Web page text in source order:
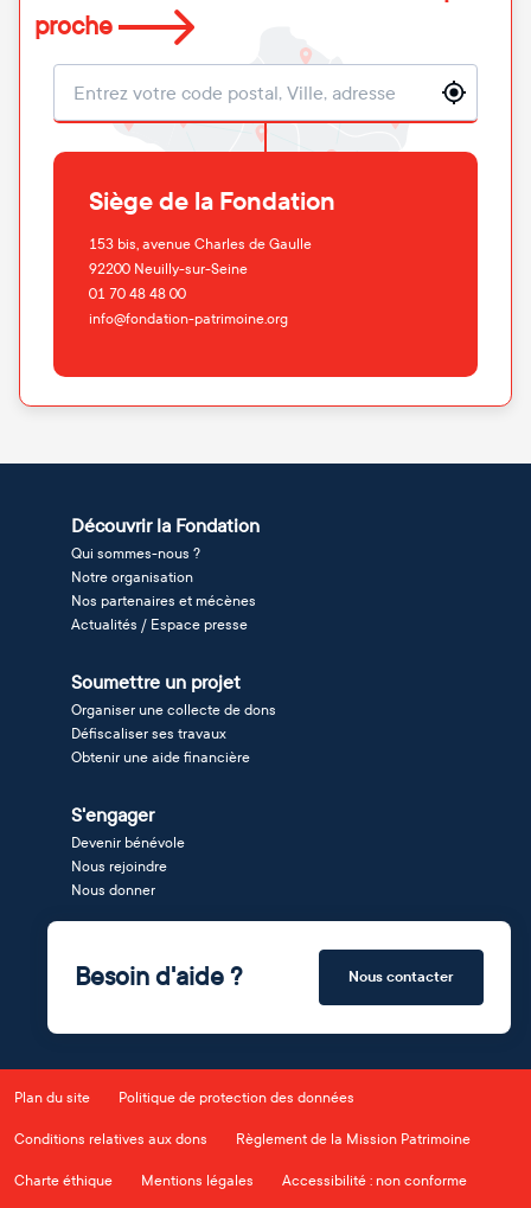
proche
Localisation
Siège de la Fondation
153 bis, avenue Charles de Gaulle
92200 Neuilly-sur-Seine
01 70 48 48 00
info@fondation-patrimoine.org
Découvrir la Fondation
Qui sommes-nous ?
Notre organisation
Nos partenaires et mécènes
Actualités / Espace presse
Soumettre un projet
Organiser une collecte de dons
Défiscaliser ses travaux
Obtenir une aide financière
S'engager
Devenir bénévole
Nous rejoindre
Nous donner
Besoin d'aide ? Nous contacter
Plan du site Politique de protection des données
Conditions relatives aux dons Règlement de la Mission Patrimoine
Charte éthique Mentions légales
Accessibilité : non conforme